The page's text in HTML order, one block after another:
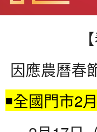
因應農曆春
◾全國門市2